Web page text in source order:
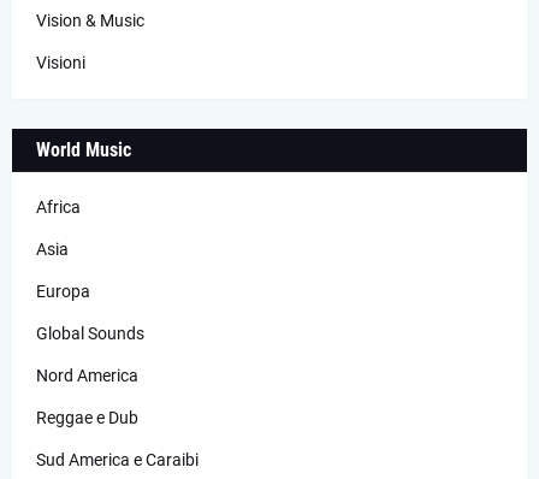
Vision & Music
Visioni
World Music
Africa
Asia
Europa
Global Sounds
Nord America
Reggae e Dub
Sud America e Caraibi